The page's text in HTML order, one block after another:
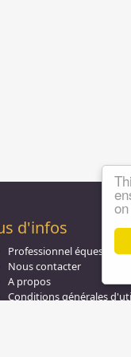
d'infos
Professionnel équestre,
Nous contacter
A propos
Conditions générales